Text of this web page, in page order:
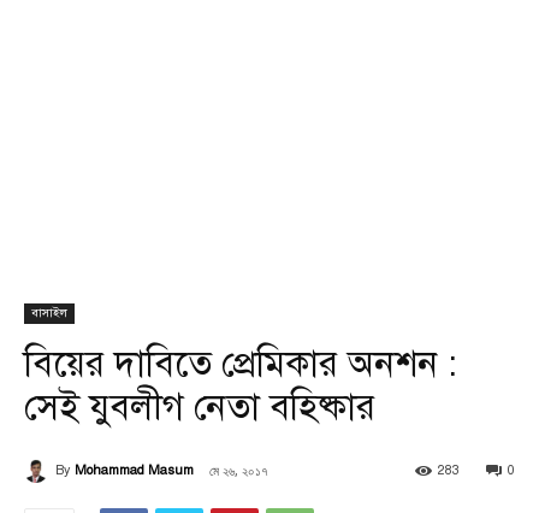
বাসাইল
বিয়ের দাবিতে প্রেমিকার অনশন :
সেই যুবলীগ নেতা বহিষ্কার
By Mohammad Masum মে ২৬, ২০১৭ 0
283